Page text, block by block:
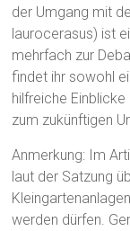
der Umgang mit
laurocerasus) ist
mehrfach zur
findet ihr sowohl
hilfreiche
zum zukünftigen
Anmerkung: Im
laut der Satzung
werden dürfen.